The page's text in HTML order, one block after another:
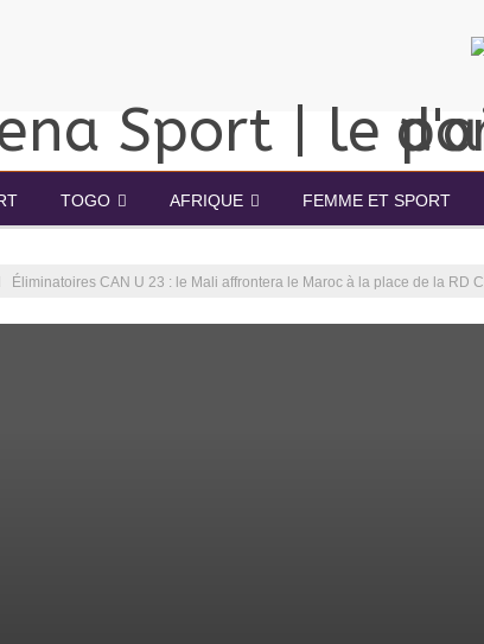
TOGO AFRIQUE FEMME ET SPORT
Éliminatoires CAN U 23 : le Mali affrontera le Maroc à la place de la RD